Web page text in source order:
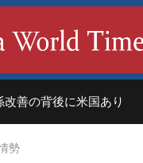
の背後に米国あり
勢